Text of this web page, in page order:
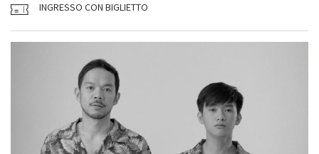
INGRESSO CON BIGLIETTO